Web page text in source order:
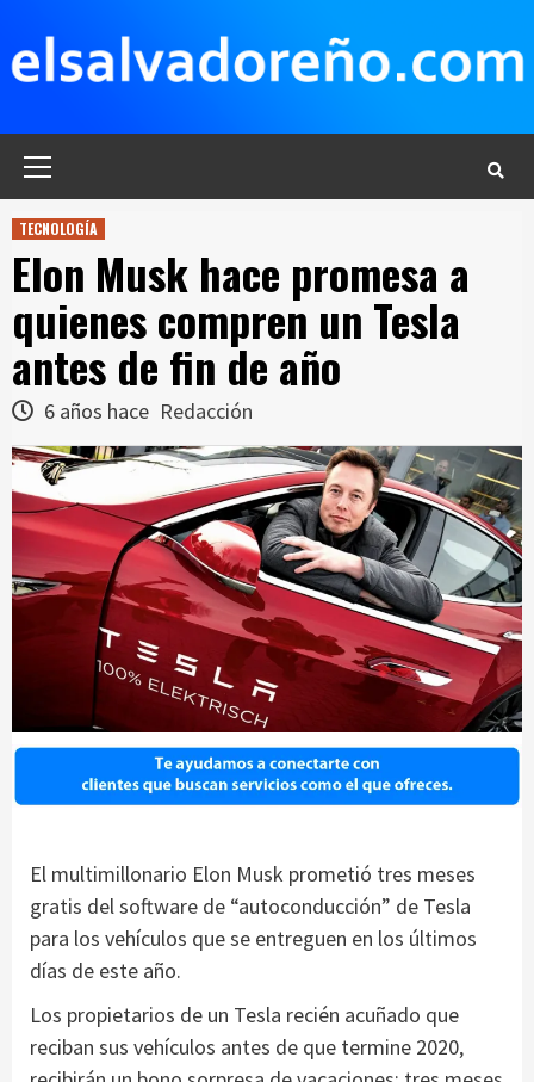
contenido
TECNOLOGÍA
Elon Musk hace promesa a
quienes compren un Tesla
antes de fin de año
6 años hace Redacción
El multimillonario Elon Musk prometió tres meses
gratis del software de “autoconducción” de Tesla
para los vehículos que se entreguen en los últimos
días de este año.
Los propietarios de un Tesla recién acuñado que
reciban sus vehículos antes de que termine 2020,